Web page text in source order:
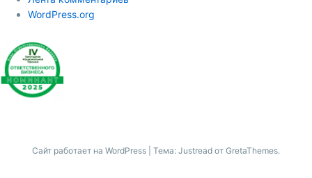
WordPress.org
Сайт работает на WordPress Тема: Justread от GretaThemes.